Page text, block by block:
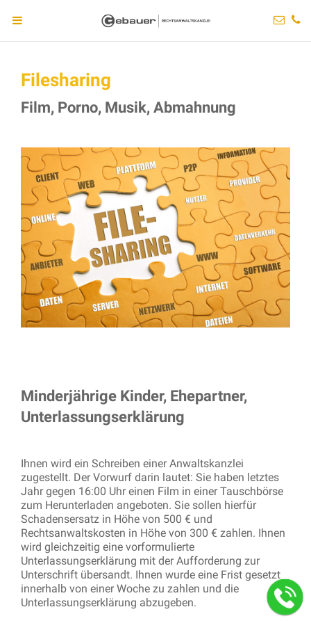
Filesharing
Film, Porno, Musik, Abmahnung
Minderjährige Kinder, Ehepartner,
Unterlassungserklärung
Ihnen wird ein Schreiben einer Anwaltskanzlei
zugestellt. Der Vorwurf darin lautet: Sie haben letztes
Jahr gegen 16:00 Uhr einen Film in einer Tauschbörse
zum Herunterladen angeboten. Sie sollen hierfür
Schadensersatz in Höhe von 500 € und
Rechtsanwaltskosten in Höhe von 300 € zahlen. Ihnen
wird gleichzeitig eine vorformulierte
Unterlassungserklärung mit der Aufforderung zur
Unterschrift übersandt. Ihnen wurde eine Frist gesetzt
innerhalb von einer Woche zu zahlen und die
Unterlassungserklärung abzugeben.